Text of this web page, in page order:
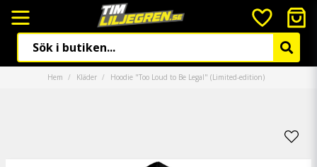
Hem Kläder Hoodie "Too Loud to Be Legal" (Limited-edition)